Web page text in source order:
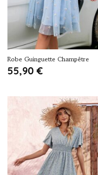
Robe Guinguette Champêtre
55,90 €